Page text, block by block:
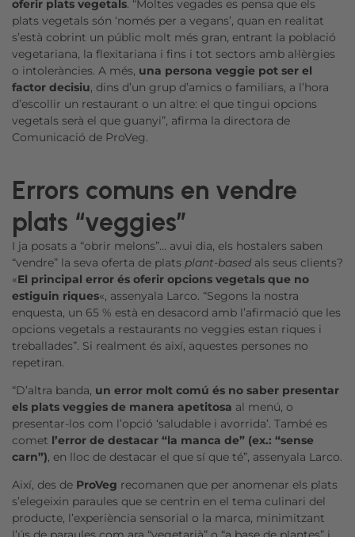
oferir plats vegetals. “Moltes vegades es pensa que els
plats vegetals són ‘només per a vegans’, quan en realitat
s’està cobrint un públic molt més gran, entrant la població
vegetariana, la flexitariana i fins i tot sectors amb al·lèrgies
o intoleràncies. A més, una persona veggie pot ser el
factor decisiu, dins d’un grup d’amics o familiars, a l’hora
d’escollir un restaurant o un altre: el que tingui opcions
vegetals serà el que guanyi”, afirma la directora de
Comunicació de ProVeg.
Errors comuns en vendre
plats “veggies”
I ja posats a “obrir melons”… avui dia, els hostalers saben
“vendre” la seva oferta de plats plant-based als seus clients?
«El principal error és oferir opcions vegetals que no
estiguin riques«, assenyala Larco. “Segons la nostra
enquesta, un 65 % està en desacord amb l’afirmació que les
opcions vegetals a restaurants no veggies estan riques i
treballades”. Si realment és així, aquestes persones no
repetiran.
“D’altra banda, un error molt comú és no saber presentar
els plats veggies de manera apetitosa al menú, o
presentar-los com l’opció ‘saludable i avorrida’. També es
comet l’error de destacar “la manca de” (ex.: “sense
carn”), en lloc de destacar el que sí que té”, assenyala Larco.
Així, des de ProVeg recomanen que per anomenar els plats
s’elegeixin paraules que se centrin en el tema culinari del
producte, l’experiència sensorial o la marca, minimitzant